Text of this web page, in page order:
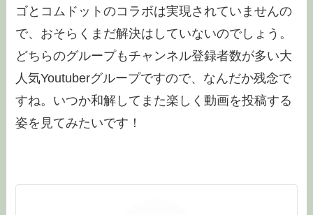
ゴとコムドットのコラボは実現されていませんの
で、おそらくまだ解決はしていないのでしょう。
どちらのグループもチャンネル登録者数が多い大
人気Youtuberグループですので、なんだか残念で
すね。いつか和解してまた楽しく動画を投稿する
姿を見てみたいです！